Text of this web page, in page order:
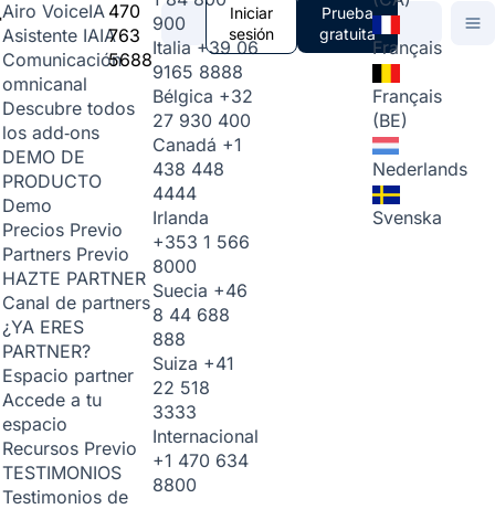
Airo VoiceIA
Asistente IAIA
Comunicación
omnicanal
Descubre todos
los add‑ons
DEMO DE
PRODUCTO
Demo
Precios Previo
Partners Previo
HAZTE PARTNER
Canal de partners
¿YA ERES
PARTNER?
Espacio partner
Accede a tu
espacio
Recursos Previo
TESTIMONIOS
Testimonios de
470
763
5688
900
Italia +39 06
9165 8888
Bélgica +32
27 930 400
Canadá +1
438 448
4444
Irlanda
+353 1 566
8000
Suecia +46
8 44 688
888
Suiza +41
22 518
3333
Internacional
+1 470 634
8800
Iniciar
sesión
Prueba
gratuita
Français
Français
(BE)
Nederlands
Svenska